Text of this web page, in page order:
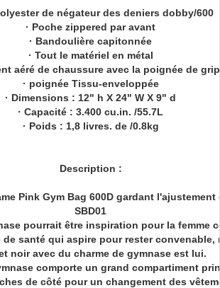
de négateur des deniers dobby/600
· Poche zippered par avant
· Bandoulière capitonnée
· Tout le matériel en métal
aéré de chaussure avec la poignée de
· poignée Tissu-enveloppée
· Dimensions : 12" h X 24" W X 9" d
· Capacité : 3.400 cu.in. /55.7L
· Poids : 1,8 livres. de /0.8kg
Description :
Pink Gym Bag 600D gardant l'ajustement
SBD01
pourrait être inspiration pour la femme
de santé qui aspire pour rester convenable,
noir avec du charme de gymnase est lui.
comporte un grand compartiment
de côté pour un changement des